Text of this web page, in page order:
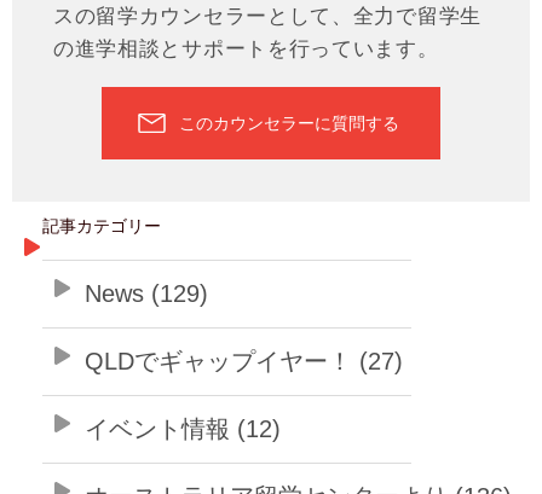
スの留学カウンセラーとして、全力で留学生
の進学相談とサポートを行っています。
このカウンセラーに質問する
記事カテゴリー
News (129)
QLDでギャップイヤー！ (27)
イベント情報 (12)